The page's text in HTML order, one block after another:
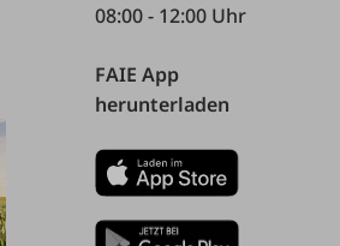
08:00 - 12:00 Uhr
FAIE App
herunterladen